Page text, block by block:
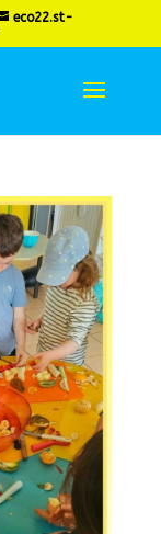
eco22.st-